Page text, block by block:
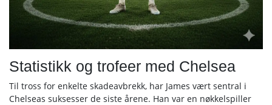
Statistikk og trofeer med Chelsea
Til tross for enkelte skadeavbrekk, har James vært sentral i
Chelseas suksesser de siste årene. Han var en nøkkelspiller